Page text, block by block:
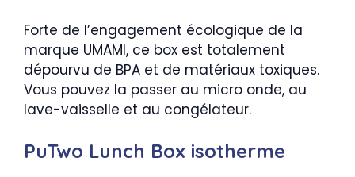
Forte de l’engagement écologique de la
marque UMAMI, ce box est totalement
dépourvu de BPA et de matériaux toxiques.
Vous pouvez la passer au micro onde, au
lave-vaisselle et au congélateur.
PuTwo Lunch Box isotherme